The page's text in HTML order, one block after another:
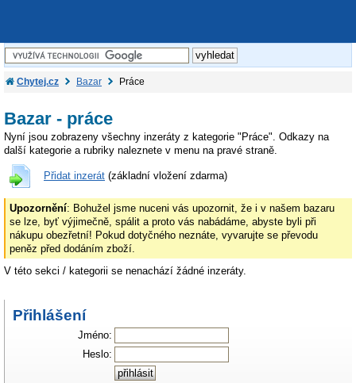
Chytej.cz Bazar Práce
Bazar - práce
Nyní jsou zobrazeny všechny inzeráty z kategorie "Práce". Odkazy na
další kategorie a rubriky naleznete v menu na pravé straně.
Přidat inzerát (základní vložení zdarma)
Upozornění: Bohužel jsme nuceni vás upozornit, že i v našem bazaru
se lze, byť výjimečně, spálit a proto vás nabádáme, abyste byli při
nákupu obezřetní! Pokud dotyčného neznáte, vyvarujte se převodu
peněz před dodáním zboží.
V této sekci / kategorii se nenachází žádné inzeráty.
Přihlášení
Jméno:
Heslo: